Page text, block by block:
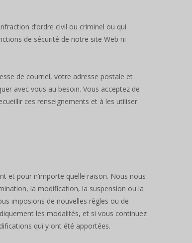
d’ordre civil ou criminel ou qui
de sécurité de notre site Web ni
de courriel, votre adresse postale et
avec vous au besoin. Vous acceptez de
ces renseignements et à les utiliser
et pour n’importe quelle raison. Nous nous
la modification, la suspension ou la
imposions de nouvelles règles ou de
les modalités, et si vous continuez
qui y ont été apportées.